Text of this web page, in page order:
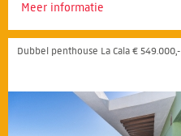
Meer informatie
Dubbel penthouse La Cala € 549.000,-